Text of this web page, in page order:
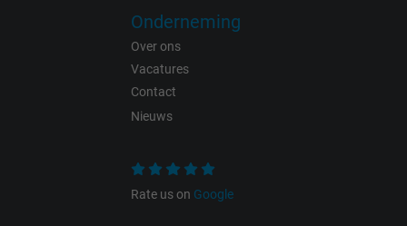
Onderneming
Over ons
Vacatures
Contact
Nieuws
Rate us on Google